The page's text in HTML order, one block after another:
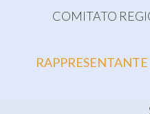
COMITATO